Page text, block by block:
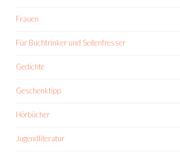
Frauen
Für Buchtrinker und Seitenfresser
Gedichte
Geschenktipp
Hörbücher
Jugendliteratur